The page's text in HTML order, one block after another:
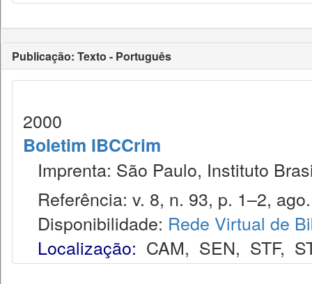
Publicação: Texto - Português
2000
Boletim IBCCrim
Imprenta: São Paulo, Instituto
Referência: v. 8, n. 93, p. 1–2,
Disponibilidade: Rede Virtual de
Localização: CAM, SEN, STF,